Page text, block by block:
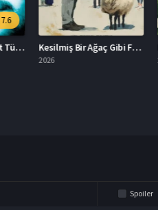
Kesilmiş Bir Ağaç Gibi Filmi İzle
Spoiler